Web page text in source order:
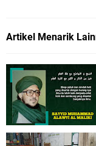
Artikel Menarik